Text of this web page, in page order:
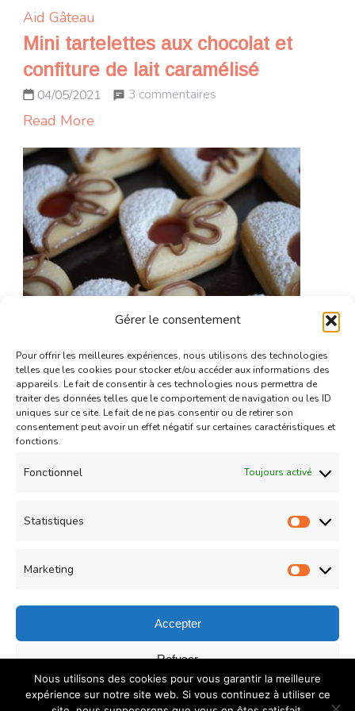
Gérer le consentement
Pour offrir les meilleures expériences, nous utilisons des technologies
telles que les cookies pour stocker et/ou accéder aux informations des
appareils. Le fait de consentir à ces technologies nous permettra de
traiter des données telles que le comportement de navigation ou les ID
uniques sur ce site. Le fait de ne pas consentir ou de retirer son
consentement peut avoir un effet négatif sur certaines caractéristiques et
fonctions.
Fonctionnel Toujours activé
Statistiques
Marketing
Accepter
Refuser
Enregistrer les préférences
Aid Gâteau
Mini tartelettes aux chocolat et
confiture de lait caramélisé
04/05/2021 3 commentaires
aux
chocolat
et
confiture
de
caramélisé
Read More
Aid Gâteau
Coeurs Sablés très fondants
fourrés à la confiture de fraise
04/05/2021
Coeurs
confiture
fraise
Read More
© Copyright 2026COUZINA.fr : Cuisine du Monde. All
Rights Reserved.Recipe Quest | Developed ByWP
Delicious. Powered byWordPress. Politique de
Nous utilisons des cookies pour vous garantir la meilleure
expérience sur notre site web. Si vous continuez à utiliser ce